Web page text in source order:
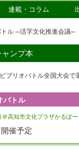
連載・コラム
トル ─活字文化推進会議─
ャンプ本
ブリオバトル全国大会で
バトル
高知市文化プラザかるぽー
催予定